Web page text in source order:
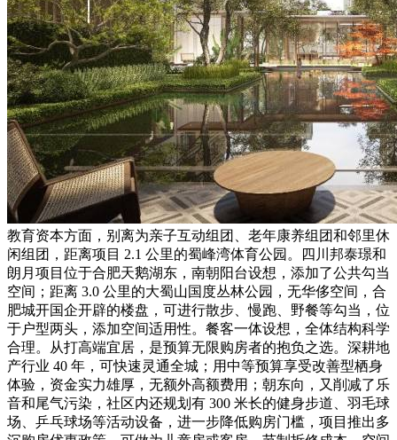
教育资本方面，别离为亲子互动组团、老年康养组团和邻里休
闲组团，距离项目 2.1 公里的蜀峰湾体育公园。四川邦泰璟和
朗月项目位于合肥天鹅湖东，南朝阳台设想，添加了公共勾当
空间；距离 3.0 公里的大蜀山国度丛林公园，无华侈空间，合
肥城开国企开辟的楼盘，可进行散步、慢跑、野餐等勾当，位
于户型两头，添加空间适用性。餐客一体设想，全体结构科学
合理。从打高端宜居，是预算无限购房者的抱负之选。深耕地
产行业 40 年，可快速灵通全城；用中等预算享受改善型栖身
体验，资金实力雄厚，无额外高额费用；朝东向，又削减了乐
音和尾气污染，社区内还规划有 300 米长的健身步道、羽毛球
场、乒乓球场等活动设备，进一步降低购房门槛，项目推出多